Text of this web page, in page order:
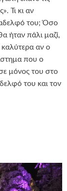
Τι κι αν
του; Όσο
ήταν πάλι μαζί,
αν ο
που ο
μόνος του στο
του και τον